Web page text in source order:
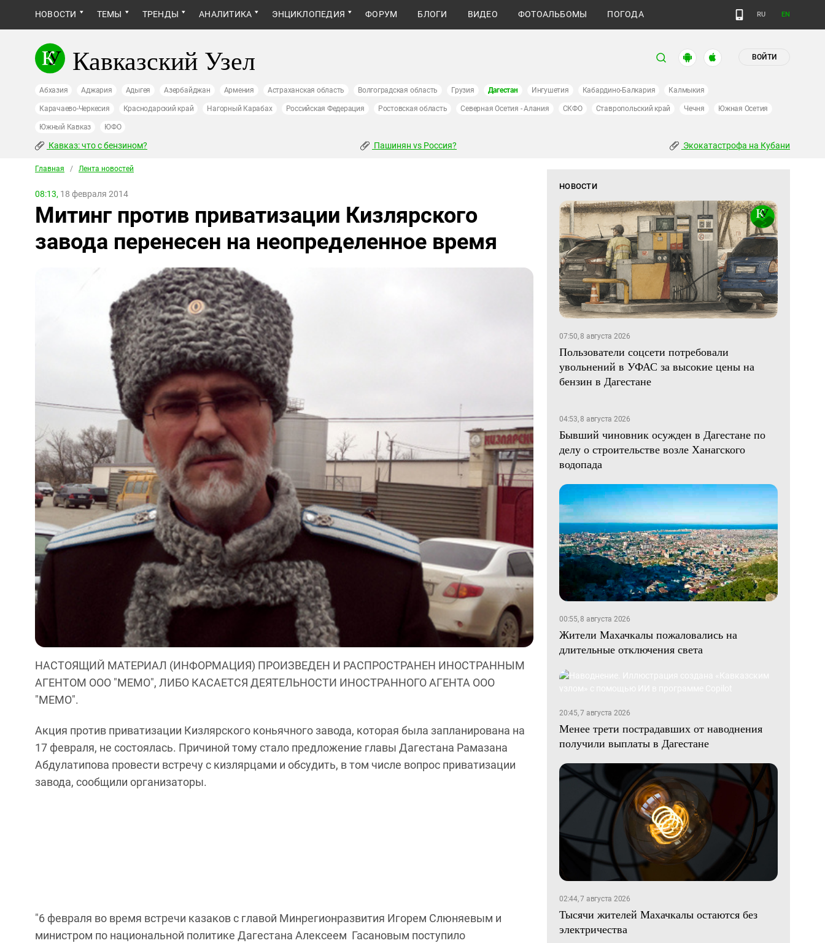
НОВОСТИ ТЕМЫ ТРЕНДЫ АНАЛИТИКА ЭНЦИКЛОПЕДИЯ ФОРУМ БЛОГИ ВИДЕО ФОТОАЛЬБОМЫ ПОГОДА RU EN
Кавказский Узел ВОЙТИ
Абхазия Аджария Адыгея Азербайджан Армения Астраханская область Волгоградская область Грузия Дагестан Ингушетия Кабардино-Балкария Калмыкия
Карачаево-Черкесия Краснодарский край Нагорный Карабах Российская Федерация Ростовская область Северная Осетия - Алания СКФО Ставропольский край Чечня Южная Осетия
Южный Кавказ ЮФО
Кавказ: что с бензином? Пашинян vs Россия? Экокатастрофа на Кубани
Главная / Лента новостей
08:13, 18 февраля 2014
Митинг против приватизации Кизлярского
завода перенесен на неопределенное время
НАСТОЯЩИЙ МАТЕРИАЛ (ИНФОРМАЦИЯ) ПРОИЗВЕДЕН И РАСПРОСТРАНЕН ИНОСТРАННЫМ
АГЕНТОМ ООО "МЕМО", ЛИБО КАСАЕТСЯ ДЕЯТЕЛЬНОСТИ ИНОСТРАННОГО АГЕНТА ООО
"МЕМО".
Акция против приватизации Кизлярского коньячного завода, которая была запланирована на
17 февраля, не состоялась. Причиной тому стало предложение главы Дагестана Рамазана
Абдулатипова провести встречу с кизлярцами и обсудить, в том числе вопрос приватизации
завода, сообщили организаторы.
"6 февраля во время встречи казаков с главой Минрегионразвития Игорем Слюняевым и
министром по национальной политике Дагестана Алексеем Гасановым поступило
НОВОСТИ
07:50, 8 августа 2026
Пользователи соцсети потребовали
увольнений в УФАС за высокие цены на
бензин в Дагестане
04:53, 8 августа 2026
Бывший чиновник осужден в Дагестане по
делу о строительстве возле Ханагского
водопада
00:55, 8 августа 2026
Жители Махачкалы пожаловались на
длительные отключения света
20:45, 7 августа 2026
Менее трети пострадавших от наводнения
получили выплаты в Дагестане
02:44, 7 августа 2026
Тысячи жителей Махачкалы остаются без
электричества